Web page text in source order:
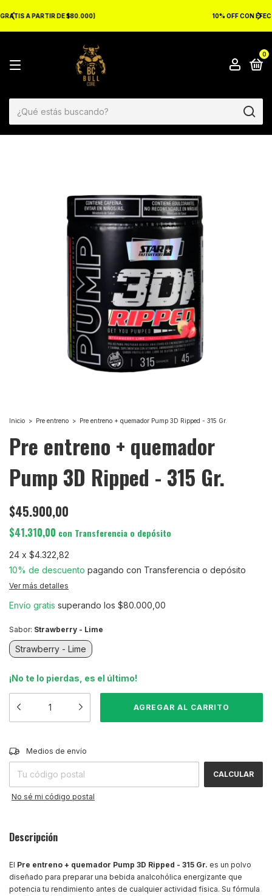
10% OFF CON EFECTIVO O TRASNFERENCIA
0
Inicio > Pre entreno > Pre entreno + quemador Pump 3D Ripped - 315 Gr.
Pre entreno + quemador
Pump 3D Ripped - 315 Gr.
$45.900,00
$41.310,00 con Transferencia o depósito
24 x $4.322,82
10% de descuento pagando con Transferencia o depósito
Ver más detalles
Envío gratis superando los $80.000,00
Sabor: Strawberry - Lime
Strawberry - Lime
¡No te lo pierdas, es el último!
Entregas para el CP:
Medios de envío
CALCULAR
No sé mi código postal
Descripción
El Pre entreno + quemador Pump 3D Ripped - 315 Gr. es un polvo
diseñado para preparar una bebida analcohólica energizante que
potencia tu rendimiento antes de cualquier actividad física. Su fórmula